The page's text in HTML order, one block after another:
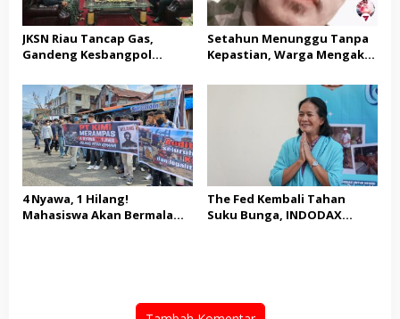
JKSN Riau Tancap Gas,
Gandeng Kesbangpol
Kebangsaan dan Moderasi
Beragama
Setahun Menunggu Tanpa
Kepastian, Warga Mengaku
Tak Terealisasi
4 Nyawa, 1 Hilang!
Mahasiswa Akan Bermalam
The Fed Kembali Tahan
Suku Bunga, INDODAX